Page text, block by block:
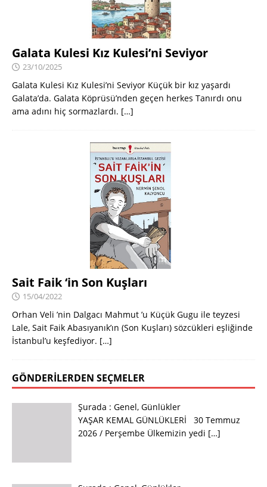
Galata Kulesi Kız Kulesi’ni Seviyor
23/10/2025
Galata Kulesi Kız Kulesi’ni Seviyor Küçük bir kız yaşardı
Galata’da. Galata Köprüsü’nden geçen herkes Tanırdı onu
ama adını hiç sormazlardı. […]
Sait Faik ‘in Son Kuşları
15/04/2022
Orhan Veli ’nin Dalgacı Mahmut ’u Küçük Gugu ile teyzesi
Lale, Sait Faik Abasıyanık’ın (Son Kuşları) sözcükleri eşliğinde
İstanbul’u keşfediyor. […]
GÖNDERILERDEN SEÇMELER
Şurada : Genel, Günlükler
YAŞAR KEMAL GÜNLÜKLERİ 30 Temmuz
2026 / Perşembe Ülkemizin yedi […]